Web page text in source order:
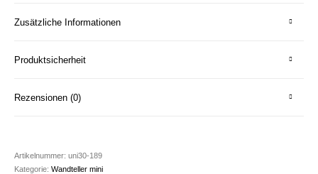
Zusätzliche Informationen
Produktsicherheit
Rezensionen (0)
Artikelnummer:uni30-189
Kategorie:Wandteller mini